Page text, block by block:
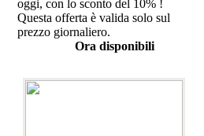
oggi, con lo sconto del 10% !
Questa offerta è valida solo sul
prezzo giornaliero.
Ora disponibili